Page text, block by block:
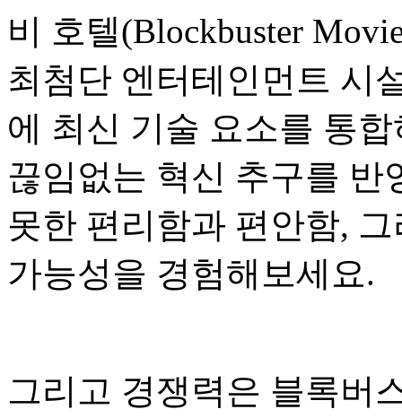
비 호텔(Blockbuster
최첨단 엔터테인먼트 시
에 최신 기술 요소를 통
끊임없는 혁신 추구를 반
못한 편리함과 편안함,
가능성을 경험해보세요.
그리고 경쟁력은 블록버